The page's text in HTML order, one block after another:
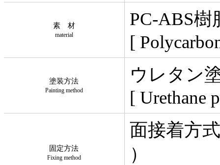
素 材
material
PC-ABS樹
[
塗装方法
Painting method
ウレタン
[ Urethane
固定方法
Fixing method
面接着方
）